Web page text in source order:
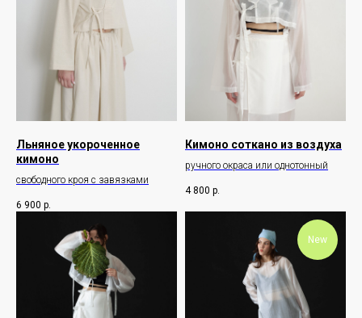
Льняное укороченное
кимоно
свободного кроя с завязками
6 900 р.
Кимоно соткано из воздуха
ручного окраса или однотонный
4 800 р.
New